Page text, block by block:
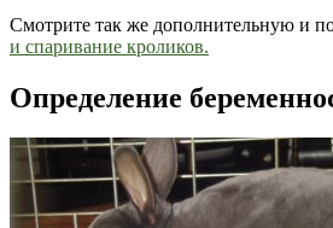
Смотрите так же дополнительную и
и спаривание кроликов.
Определение